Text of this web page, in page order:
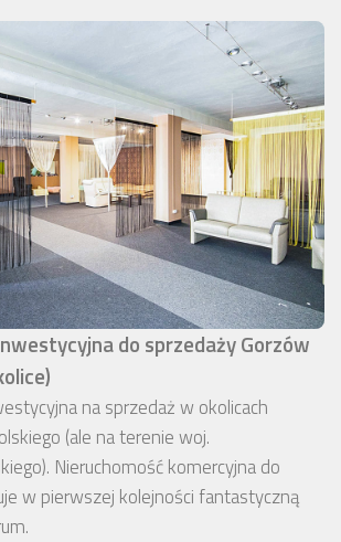
do sprzedaży Gorzów
na sprzedaż w okolicach
(ale na terenie woj.
Nieruchomość komercyjna do
w pierwszej kolejności fantastyczną